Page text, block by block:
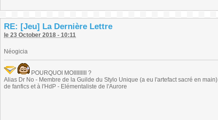
RE: [Jeu] La Dernière Lettre
le 23 October 2018 - 10:11
Néogicia
POURQUOI MOIIIIIIIII ?
Alias Dr No - Membre de la Guilde du Stylo Unique (a eu l'artefact sacré en
de fanfics et à l'HdP - Elémentaliste de l'Aurore